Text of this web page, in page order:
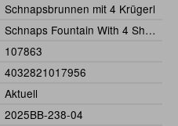
Schnapsbrunnen mit 4 Krügerl
Schnaps Fountain With 4 Shot Glasses
107863
4032821017956
Aktuell
2025BB-238-04